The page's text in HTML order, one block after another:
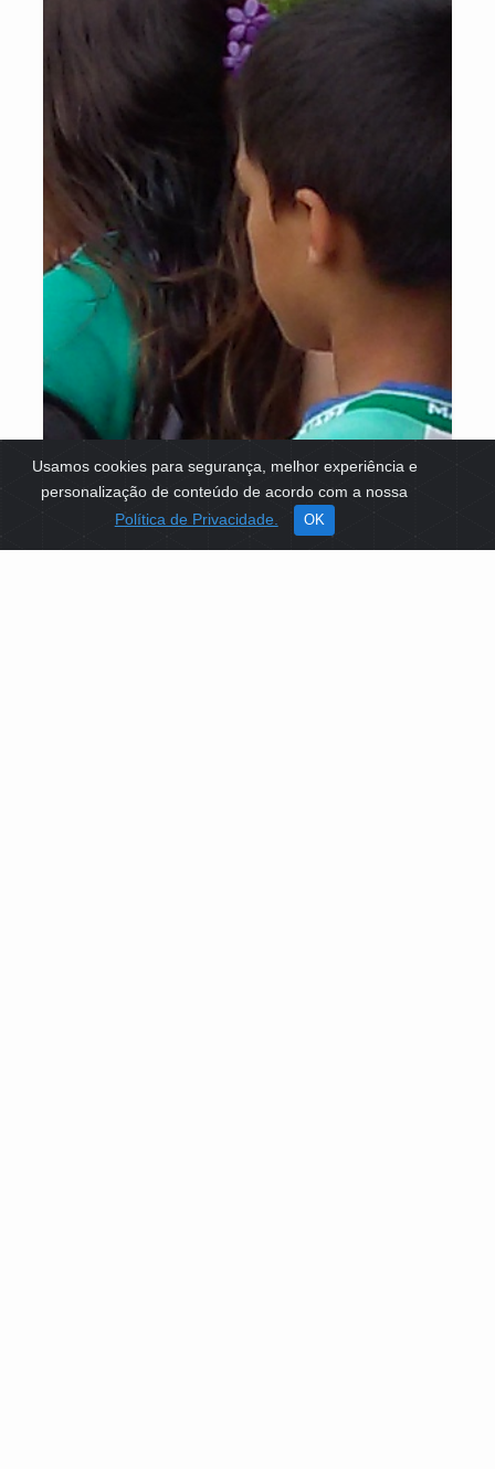
Usamos cookies para segurança, melhor experiência e
personalização de conteúdo de acordo com a nossa
Política de Privacidade.
OK